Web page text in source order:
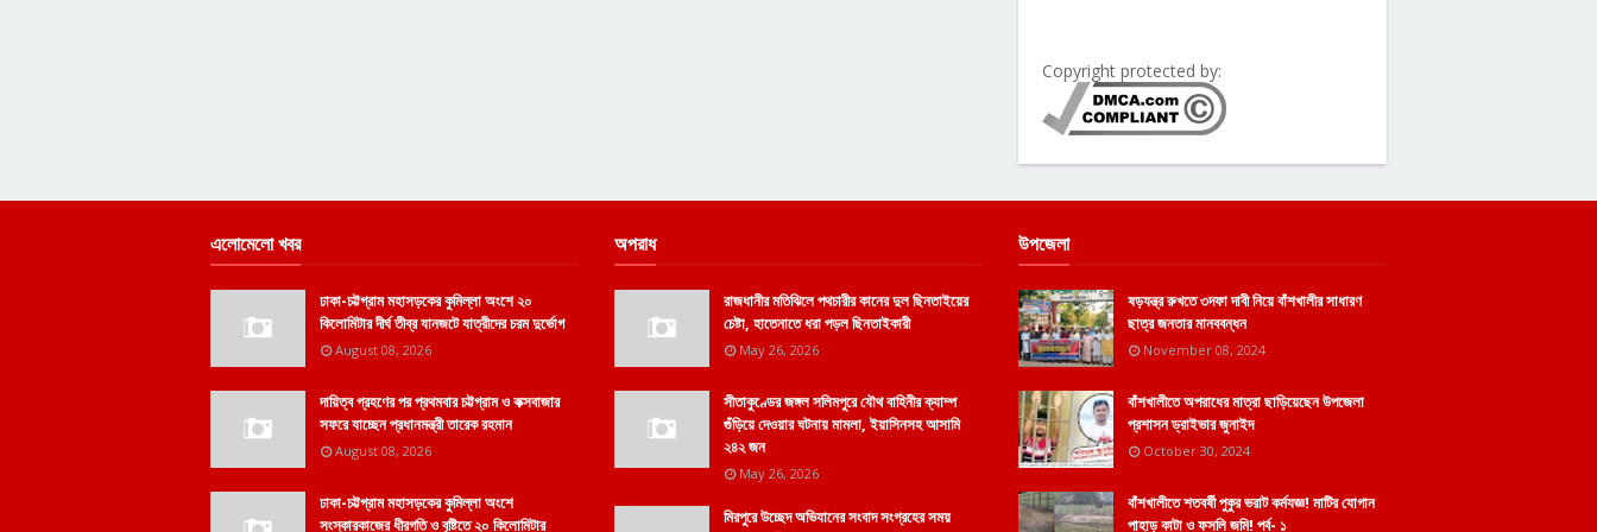
Copyright protected by:
এলোমেলো খবর
ঢাকা-চট্টগ্রাম মহাসড়কের কুমিল্লা অংশে ২০
কিলোমিটার দীর্ঘ তীব্র যানজটে যাত্রীদের চরম দুর্ভোগ
August 08, 2026
দায়িত্ব গ্রহণের পর প্রথমবার চট্টগ্রাম ও কক্সবাজার
সফরে যাচ্ছেন প্রধানমন্ত্রী তারেক রহমান
August 08, 2026
ঢাকা-চট্টগ্রাম মহাসড়কের কুমিল্লা অংশে
সংস্কারকাজের ধীরগতি ও বৃষ্টিতে ২০ কিলোমিটার
অপরাধ
রাজধানীর মতিঝিলে পথচারীর কানের দুল ছিনতাইয়ের
চেষ্টা, হাতেনাতে ধরা পড়ল ছিনতাইকারী
May 26, 2026
সীতাকুণ্ডের জঙ্গল সলিমপুরে যৌথ বাহিনীর ক্যাম্প
গুঁড়িয়ে দেওয়ার ঘটনায় মামলা, ইয়াসিনসহ আসামি
২৪২ জন
May 26, 2026
মিরপুরে উচ্ছেদ অভিযানের সংবাদ সংগ্রহের সময়
উপজেলা
ষড়যন্ত্র রুখতে ৩দফা দাবী নিয়ে বাঁশখালীর সাধারণ
ছাত্র জনতার মানববন্ধন
November 08, 2024
বাঁশখালীতে অপরাধের মাত্রা ছাড়িয়েছেন উপজেলা
প্রশাসন ড্রাইভার জুনাইদ
October 30, 2024
বাঁশখালীতে শতবর্ষী পুকুর ভরাট কর্মযজ্ঞ! মাটির যোগান
পাহাড় কাটা ও ফসলি জমি! পর্ব- ১